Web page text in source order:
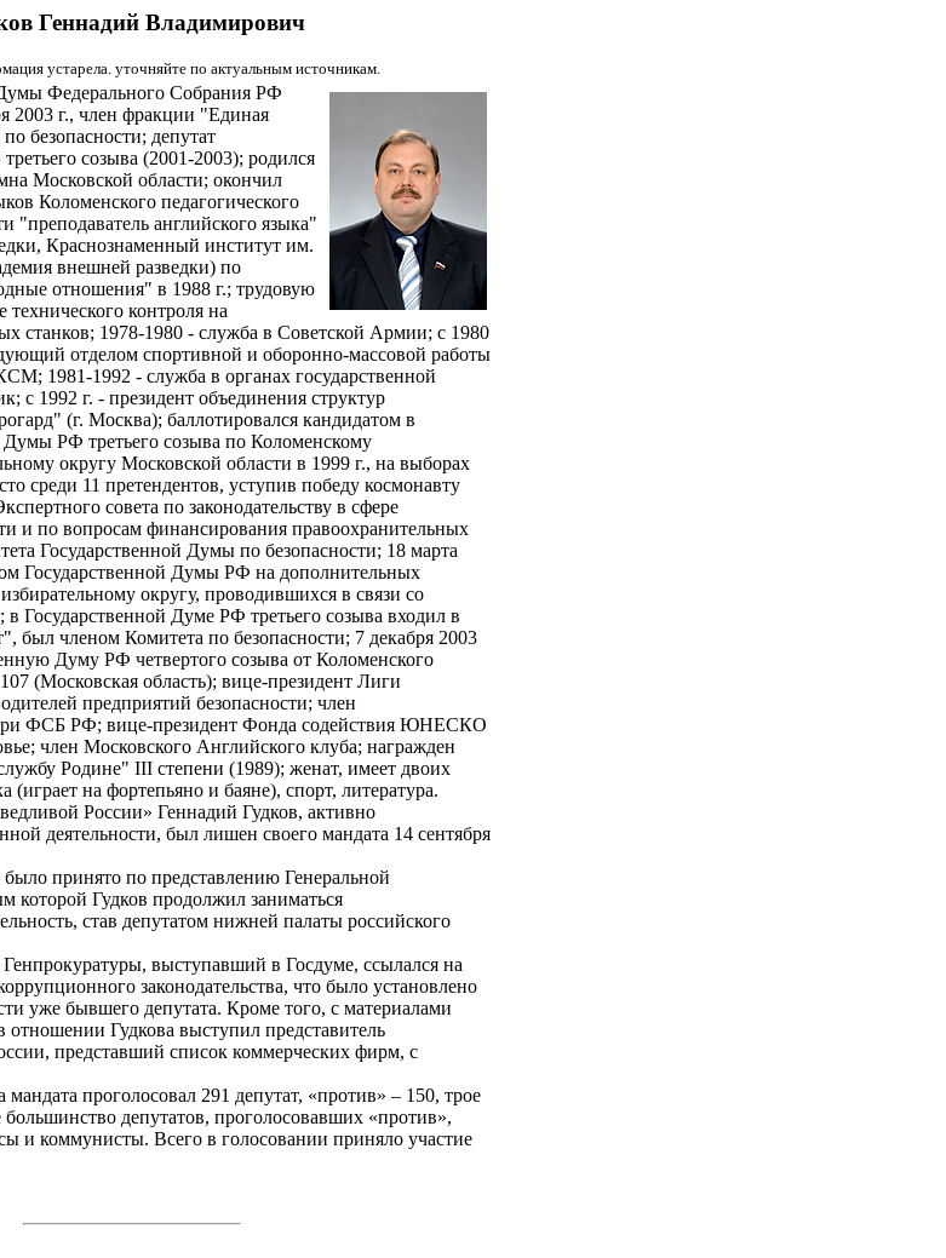
Геннадий Владимирович
устарела. уточняйте по актуальным источникам.
Федерального Собрания РФ
2003 г., член фракции "Единая
безопасности; депутат
созыва (2001-2003); родился
Московской области; окончил
Коломенского педагогического
"преподаватель английского языка"
Краснознаменный институт им.
внешней разведки) по
отношения" в 1988 г.; трудовую
технического контроля на
станков; 1978-1980 - служба в Советской Армии; с 1980
отделом спортивной и оборонно-массовой работы
1981-1992 - служба в органах государственной
с 1992 г. - президент объединения структур
(г. Москва); баллотировался кандидатом в
Думы РФ третьего созыва по Коломенскому
округу Московской области в 1999 г., на выборах
среди 11 претендентов, уступив победу космонавту
совета по законодательству в сфере
и по вопросам финансирования правоохранительных
Государственной Думы по безопасности; 18 марта
Государственной Думы РФ на дополнительных
округу, проводившихся в связи со
в Государственной Думе РФ третьего созыва входил в
был членом Комитета по безопасности; 7 декабря 2003
Думу РФ четвертого созыва от Коломенского
(Московская область); вице-президент Лиги
предприятий безопасности; член
при ФСБ РФ; вице-президент Фонда содействия ЮНЕСКО
член Московского Английского клуба; награжден
Родине" III степени (1989); женат, имеет двоих
(играет на фортепьяно и баяне), спорт, литература.
России» Геннадий Гудков, активно
деятельности, был лишен своего мандата 14 сентября
принято по представлению Генеральной
Гудков продолжил заниматься
став депутатом нижней палаты российского
выступавший в Госдуме, ссылался на
законодательства, что было установлено
уже бывшего депутата. Кроме того, с материалами
отношении Гудкова выступил представитель
представший список коммерческих фирм, с
проголосовал 291 депутат, «против» – 150, трое
депутатов, проголосовавших «против»,
и коммунисты. Всего в голосовании приняло участие